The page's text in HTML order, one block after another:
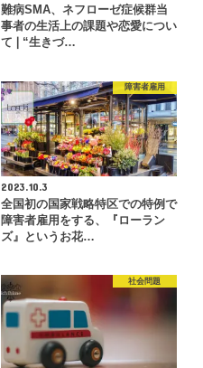
難病SMA、ネフローゼ症候群当
事者の生活上の課題や恋愛につい
て❘“生きづ…
障害者雇用
2023.10.3
全国初の国家戦略特区での特例で
障害者雇用をする、『ローラン
ズ』というお花…
社会問題